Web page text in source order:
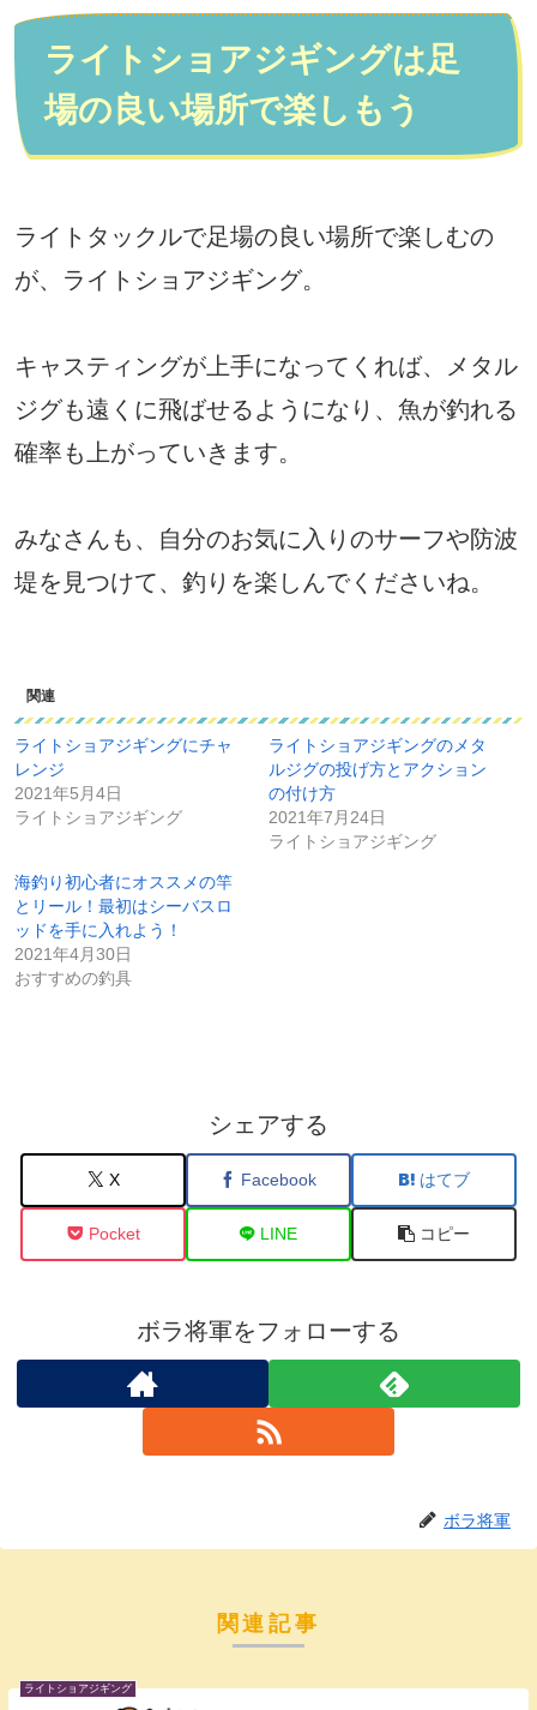
ライトショアジギングは足
場の良い場所で楽しもう
ライトタックルで足場の良い場所で楽しむの
が、ライトショアジギング。
キャスティングが上手になってくれば、メタル
ジグも遠くに飛ばせるようになり、魚が釣れる
確率も上がっていきます。
みなさんも、自分のお気に入りのサーフや防波
堤を見つけて、釣りを楽しんでくださいね。
関連
ライトショアジギングにチャ
レンジ
2021年5月4日
ライトショアジギング
ライトショアジギングのメタ
ルジグの投げ方とアクション
の付け方
2021年7月24日
ライトショアジギング
海釣り初心者にオススメの竿
とリール！最初はシーバスロ
ッドを手に入れよう！
2021年4月30日
おすすめの釣具
シェアする
X Facebook はてブ
Pocket LINE コピー
ボラ将軍をフォローする
ボラ将軍
関連記事
ライトショアジギング